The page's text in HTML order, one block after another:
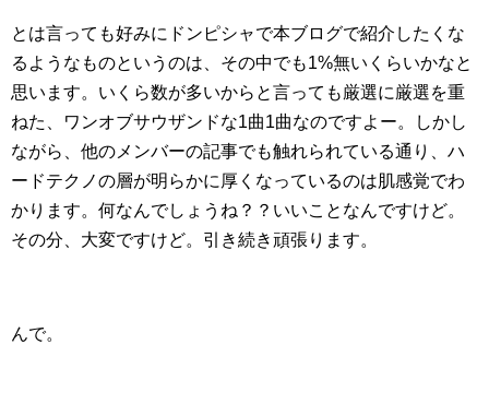
とは言っても好みにドンピシャで本ブログで紹介したくな
るようなものというのは、その中でも1%無いくらいかなと
思います。いくら数が多いからと言っても厳選に厳選を重
ねた、ワンオブサウザンドな1曲1曲なのですよー。しかし
ながら、他のメンバーの記事でも触れられている通り、ハ
ードテクノの層が明らかに厚くなっているのは肌感覚でわ
かります。何なんでしょうね？？いいことなんですけど。
その分、大変ですけど。引き続き頑張ります。
んで。